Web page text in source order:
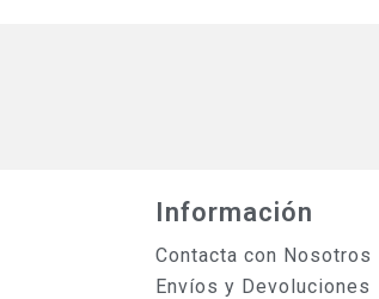
Información
Contacta con Nosotros
Envíos y Devoluciones